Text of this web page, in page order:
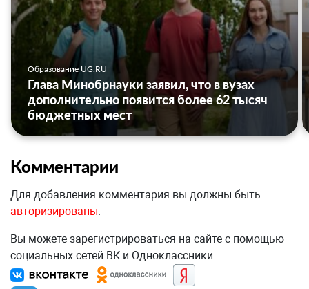
Образование UG.RU
Глава Минобрнауки заявил, что в вузах
дополнительно появится более 62 тысяч
бюджетных мест
Комментарии
Для добавления комментария вы должны быть
авторизированы.
Вы можете зарегистрироваться на сайте с помощью
социальных сетей ВК и Одноклассники